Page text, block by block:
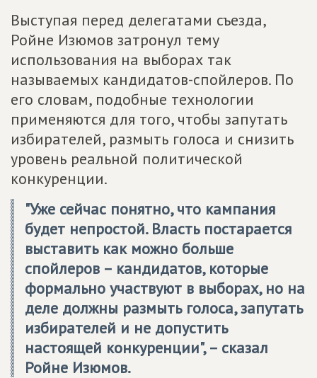
Выступая перед делегатами съезда,
Ройне Изюмов затронул тему
использования на выборах так
называемых кандидатов-спойлеров. По
его словам, подобные технологии
применяются для того, чтобы запутать
избирателей, размыть голоса и снизить
уровень реальной политической
конкуренции.
"Уже сейчас понятно, что кампания
будет непростой. Власть постарается
выставить как можно больше
спойлеров – кандидатов, которые
формально участвуют в выборах, но на
деле должны размыть голоса, запутать
избирателей и не допустить
настоящей конкуренции", – сказал
Ройне Изюмов.